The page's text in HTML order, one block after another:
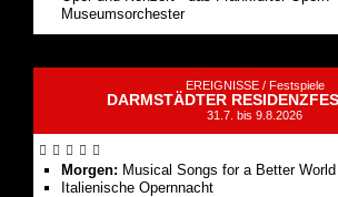
Museumsorchester
EREIGNISSE / Festspiele
DARMSTÄDTER
31.7. bis 9.8.2026
Morgen: Musical Songs for a Better World
Italienische Opernnacht